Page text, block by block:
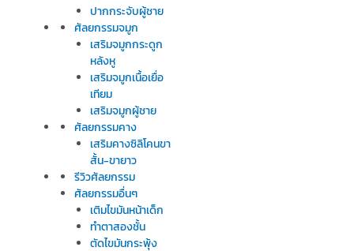
ปากกระจับผู้ชาย
ศัลยกรรมจมูก
เสริมจมูกกระดูก
หลังหู
เสริมจมูกเนื้อเยื่อ
เทียม
เสริมจมูกผู้ชาย
ศัลยกรรมคาง
เสริมคางซิลิโคนขา
สั้น-ขายาว
รีวิวศัลยกรรม
ศัลยกรรมอื่นๆ
เติมไขมันหน้าเด็ก
ทำตาสองชั้น
ตัดไขมันกระพุ้ง